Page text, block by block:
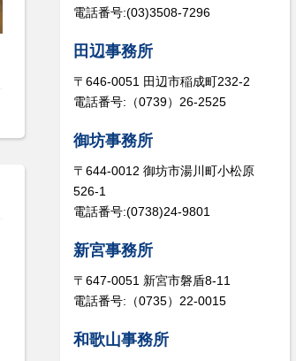
電話番号:(03)3508-7296
田辺事務所
〒646-0051 田辺市稲成町232-2
電話番号:（0739）26-2525
御坊事務所
〒644-0012 御坊市湯川町小松原
526-1
電話番号:(0738)24-9801
新宮事務所
〒647-0051 新宮市磐盾8-11
電話番号:（0735）22-0015
和歌山事務所